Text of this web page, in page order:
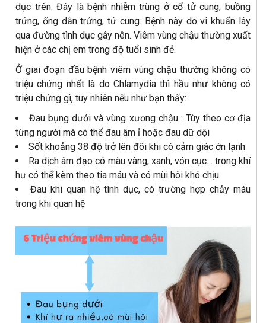
dục trên. Đây là bệnh nhiễm trùng ở cổ tử cung, buồng
trứng, ống dẫn trứng, tử cung. Bệnh này do vi khuẩn lây
qua đường tình dục gây nên. Viêm vùng chậu thường xuất
hiện ở các chị em trong độ tuổi sinh đẻ.
Ở giai đoạn đầu bệnh viêm vùng chậu thường không có
triệu chứng nhất là do Chlamydia thì hầu như không có
triệu chứng gì, tuy nhiên nếu như bạn thấy:
Đau bụng dưới và vùng xương chậu : Tùy theo cơ địa
từng người mà có thể đau âm ỉ hoặc đau dữ dội
Sốt khoảng 38 độ trở lên đôi khi có cảm giác ớn lạnh
Ra dịch âm đạo có màu vàng, xanh, vón cục… trong khí
hư có thể kèm theo tia máu và có mùi hôi khó chịu
Đau khi quan hệ tình dục, có trường hợp chảy máu
trong khi quan hệ